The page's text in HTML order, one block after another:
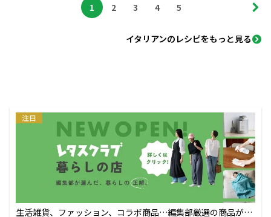
1 2 3 4 5
イタリアンのレシピをもっと見る
注目
生活雑貨、ファッション、コラボ商品…編集部厳選の商品が買